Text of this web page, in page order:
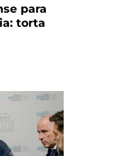
para
torta